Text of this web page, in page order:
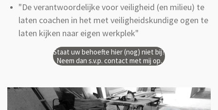
"De verantwoordelijke voor veiligheid (en milieu) te
laten coachen in het met veiligheidskundige ogen te
laten kijken naar eigen werkplek"
Staat uw behoefte hier (nog) niet bij?
Neem dan s.v.p. contact met mij op.